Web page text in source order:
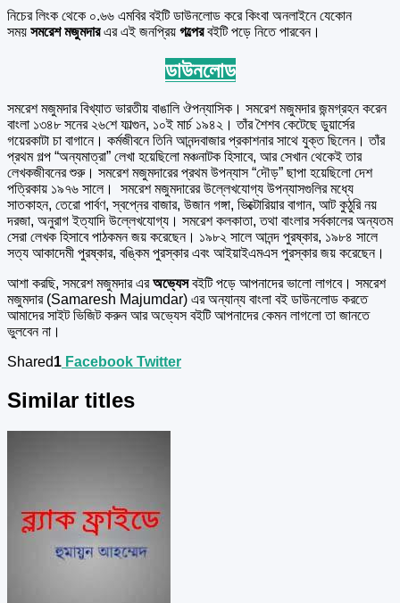
নিচের লিংক থেকে ০.৬৬ এমবির বইটি ডাউনলোড করে কিংবা অনলাইনে যেকোন
সময় সমরেশ মজুমদারএর এই জনপ্রিয় গল্পেরবইটি পড়ে নিতে পারবেন।
ডাউনলোড
সমরেশ মজুমদার বিখ্যাত ভারতীয় বাঙালি ঔপন্যাসিক। সমরেশ মজুমদার জন্মগ্রহন করেন
বাংলা ১৩৪৮ সনের ২৬শে ফাল্গুন, ১০ই মার্চ ১৯৪২। তাঁর শৈশব কেটেছে ডুয়ার্সের
গয়েরকাটা চা বাগানে। কর্মজীবনে তিনি আনন্দবাজার প্রকাশনার সাথে যুক্ত ছিলেন। তাঁর
প্রথম গল্প “অন্যমাত্রা” লেখা হয়েছিলো মঞ্চনাটক হিসাবে, আর সেখান থেকেই তার
লেখকজীবনের শুরু। সমরেশ মজুমদারের প্রথম উপন্যাস “দৌড়” ছাপা হয়েছিলো দেশ
পত্রিকায় ১৯৭৬ সালে। সমরেশ মজুমদারের উল্লেখযোগ্য উপন্যাসগুলির মধ্যে
সাতকাহন, তেরো পার্বণ, স্বপ্নের বাজার, উজান গঙ্গা, ভিক্টোরিয়ার বাগান, আট কুঠুরি নয়
দরজা, অনুরাগ ইত্যাদি উল্লেখযোগ্য। সমরেশ কলকাতা, তথা বাংলার সর্বকালের অন্যতম
সেরা লেখক হিসাবে পাঠকমন জয় করেছেন। ১৯৮২ সালে আনন্দ পুরষ্কার, ১৯৮৪ সালে
সত্য আকাদেমী পুরষ্কার, বঙ্কিম পুরস্কার এবং আইয়াইএমএস পুরস্কার জয় করেছেন।
আশা করছি, সমরেশ মজুমদার এরঅভ্যেসবইটি পড়ে আপনাদের ভালো লাগবে। সমরেশ
মজুমদার (Samaresh Majumdar) এর অন্যান্য বাংলা বই ডাউনলোড করতে
আমাদের সাইট ভিজিট করুন আর অভ্যেস বইটি আপনাদের কেমন লাগলো তা জানতে
ভুলবেন না।
Shared1 Facebook Twitter
Similar titles